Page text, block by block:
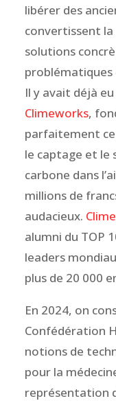
libérer des
convertissent
solutions
problématiques
Il y avait déjà
Climeworks,
parfaitement
le captage et le
carbone dans
millions de
audacieux.
alumni du TOP
leaders
plus de 20 000
En 2024, on
Confédération
notions de
pour la
représentation